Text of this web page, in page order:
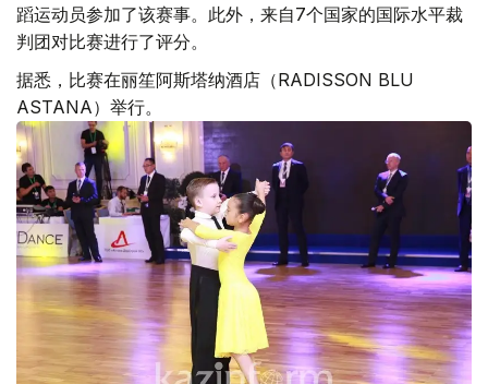
蹈运动员参加了该赛事。此外，来自7个国家的国际水平裁
判团对比赛进行了评分。
据悉，比赛在丽笙阿斯塔纳酒店（RADISSON BLU
ASTANA）举行。